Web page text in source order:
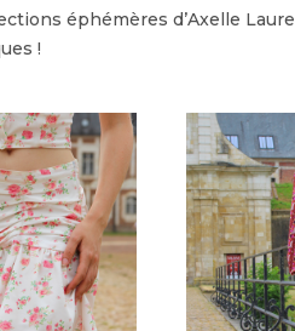
éphémères d’Axelle Laure
!